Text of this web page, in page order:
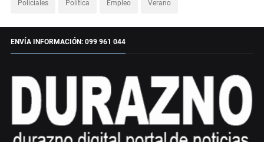
Policiales Política Empleo Verano
ENVÍA INFORMACIÓN: 099 961 044